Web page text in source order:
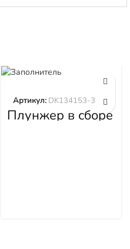
Плунжер в сборе
DK134153-3520
Артикул: DK134153-3520